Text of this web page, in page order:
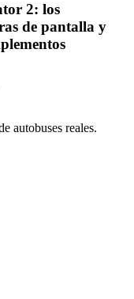
2: los
de pantalla y
autobuses reales.